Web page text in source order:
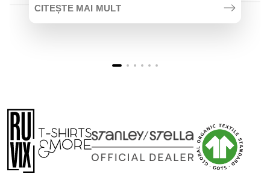
CITEȘTE MAI MULT